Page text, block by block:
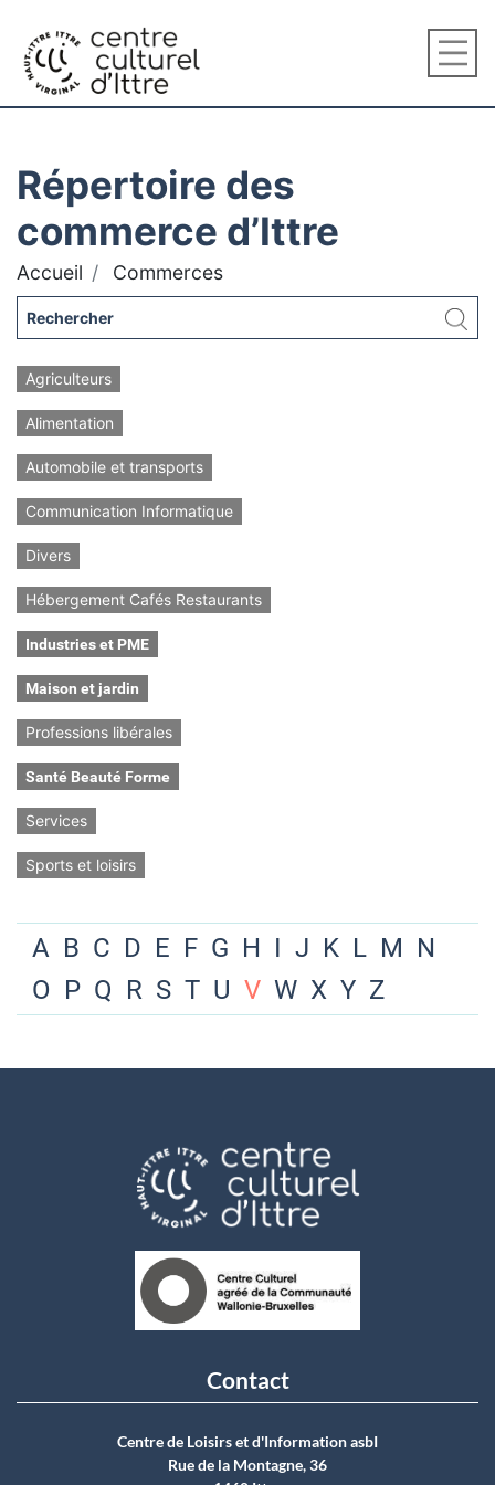
Répertoire des
commerce d’Ittre
Accueil Commerces
Agriculteurs
Alimentation
Automobile et transports
Communication Informatique
Divers
Hébergement Cafés Restaurants
Industries et PME
Maison et jardin
Professions libérales
Santé Beauté Forme
Services
Sports et loisirs
A B C D E F G H I J K L M N
O P Q R S T U V W X Y Z
Contact
Centre de Loisirs et d'Information asbI
Rue de la Montagne, 36